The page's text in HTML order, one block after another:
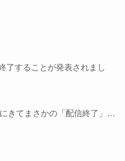
了することが発表されまし
きてまさかの「配信終了」…